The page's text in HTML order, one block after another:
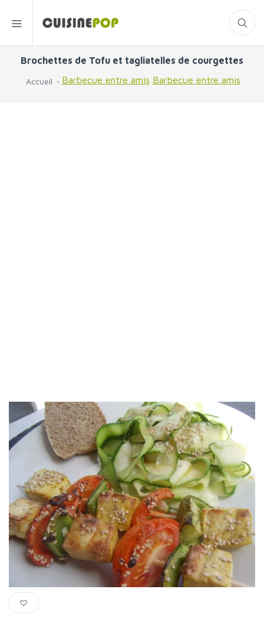
Brochettes de Tofu et tagliatelles de courgettes
Accueil Barbecue entre amis Barbecue entre amis